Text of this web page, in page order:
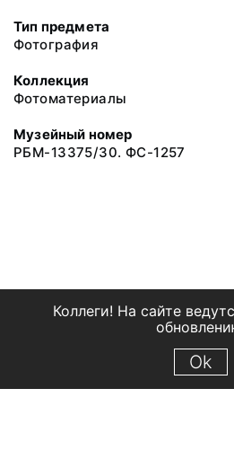
Тип предмета
Фотография
Коллекция
Фотоматериалы
Музейный номер
РБМ-13375/30. ФС-1257
Коллеги! На сайте
Ok